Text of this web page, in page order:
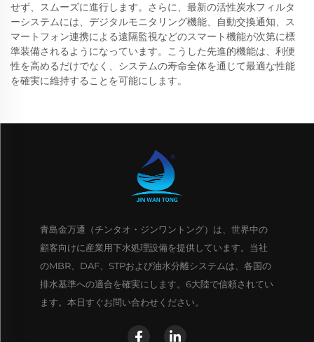
せず、スムーズに進行します。さらに、最新の活性炭水フィルタ
ーシステムには、デジタルモニタリング機能、自動交換通知、ス
マートフォン連携による遠隔監視などのスマート機能が次第に標
準装備されるようになっています。こうした先進的機能は、利便
性を高めるだけでなく、システムの寿命全体を通じて最適な性能
を確実に維持することを可能にします。
青島金万通（チンタオ・ジンワントング）は、世界中の
顧客向けに産業用下水処理設備を提供しています。当社
のMBR、DAF、STPおよび油水分離システムは、各国の
排水基準への適合を確実にします。6大陸で信頼されてい
ます。本日すぐお問い合わせください。